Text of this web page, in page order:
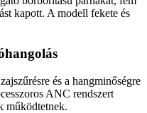
kapott. A modell fekete és
és a hangminőségre
ANC rendszert
működtetnek.